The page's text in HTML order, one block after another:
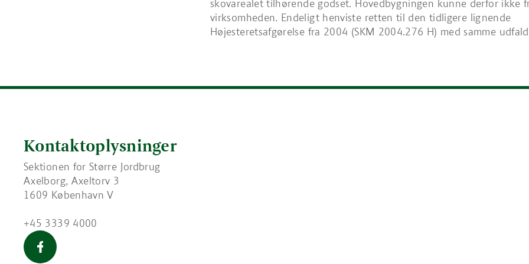
skovarealet tilhørende godset. Hovedbygningen kunne derfor ikke
virksomheden. Endeligt henviste retten til den tidligere lignende
Højesteretsafgørelse fra 2004 (SKM 2004.276 H) med samme
Kontaktoplysninger
Sektionen for Større Jordbrug
Axelborg, Axeltorv 3
1609 København V
+45 3339 4000
Større Jordbrug